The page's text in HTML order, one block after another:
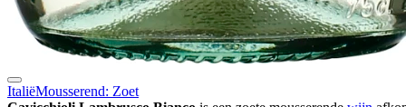
ItaliëMousserend: Zoet